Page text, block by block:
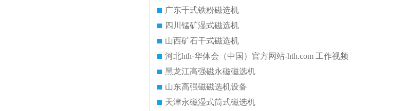
广东干式铁粉磁选机
四川锰矿湿式磁选机
山西矿石干式磁选机
河北hth·华体会（中国）官方网站-hth.com 工作视频
黑龙江高强磁永磁磁选机
山东高强磁磁选机设备
天津永磁湿式筒式磁选机